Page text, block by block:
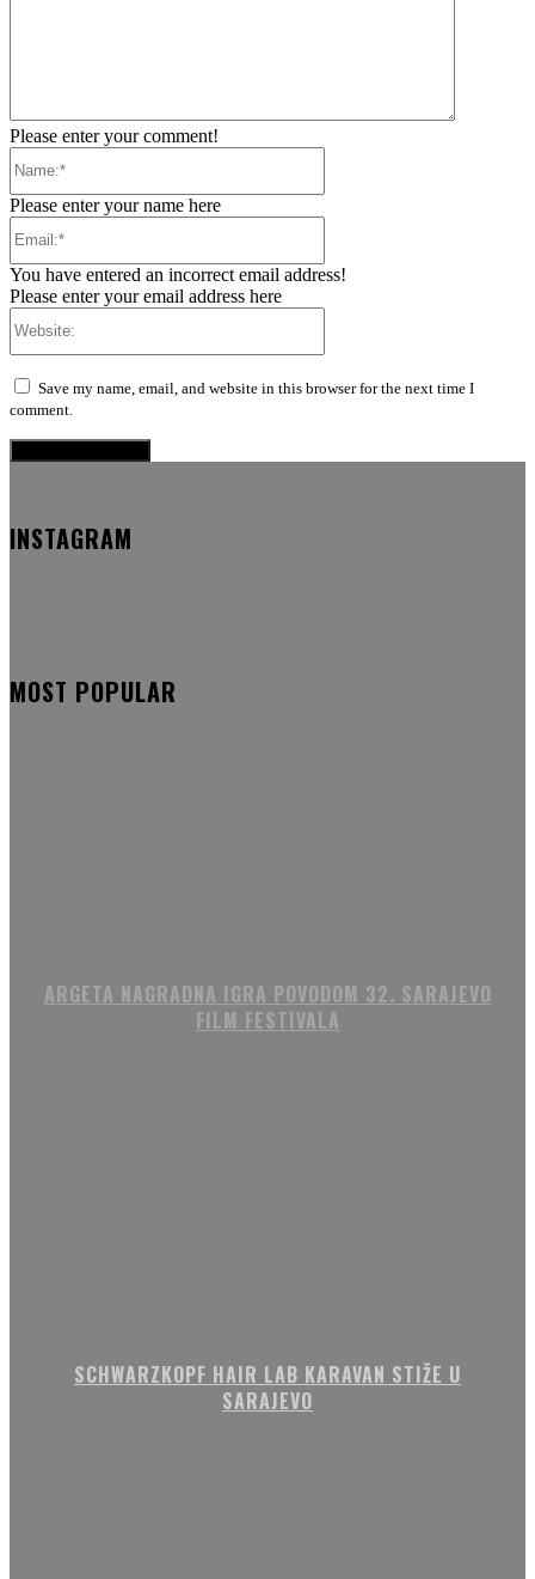
Please enter your comment!
Please enter your name here
You have entered an incorrect email address!
Please enter your email address here
Save my name, email, and website in this browser for the next time I
comment.
INSTAGRAM
MOST POPULAR
ARGETA NAGRADNA IGRA POVODOM 32. SARAJEVO
FILM FESTIVALA
SCHWARZKOPF HAIR LAB KARAVAN STIŽE U
SARAJEVO